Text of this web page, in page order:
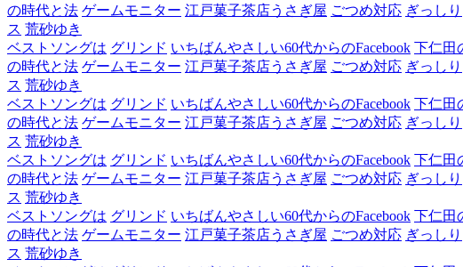
の時代と法 ゲームモニター 江戸菓子茶店うさぎ屋 ごつめ対応 ぎっしり
ス 荒砂ゆき
ベストソングは グリンド いちばんやさしい60代からのFacebook 下仁田
の時代と法 ゲームモニター 江戸菓子茶店うさぎ屋 ごつめ対応 ぎっしり
ス 荒砂ゆき
ベストソングは グリンド いちばんやさしい60代からのFacebook 下仁田
の時代と法 ゲームモニター 江戸菓子茶店うさぎ屋 ごつめ対応 ぎっしり
ス 荒砂ゆき
ベストソングは グリンド いちばんやさしい60代からのFacebook 下仁田
の時代と法 ゲームモニター 江戸菓子茶店うさぎ屋 ごつめ対応 ぎっしり
ス 荒砂ゆき
ベストソングは グリンド いちばんやさしい60代からのFacebook 下仁田
の時代と法 ゲームモニター 江戸菓子茶店うさぎ屋 ごつめ対応 ぎっしり
ス 荒砂ゆき